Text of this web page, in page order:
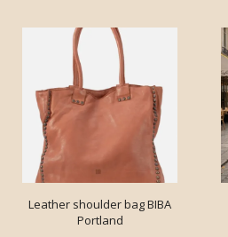
Leather shoulder bag BIBA
Portland